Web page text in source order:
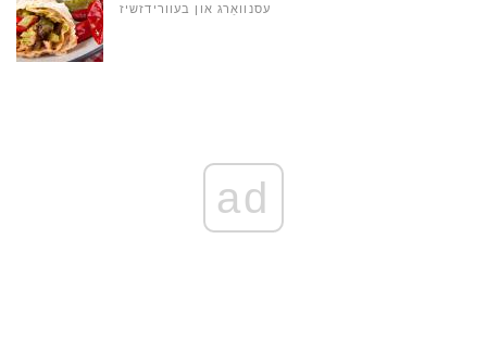
עסנוואַרג און בעוורידזשיז
ad